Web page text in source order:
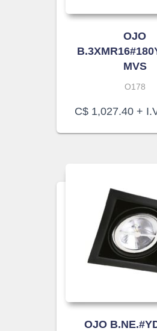
OJO
MVS
O178
C$ 1,027.40 +
OJO